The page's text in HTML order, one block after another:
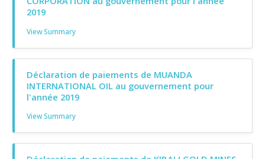
2019
View Summary
Déclaration de paiements de MUANDA
INTERNATIONAL OIL au gouvernement pour
l'année 2019
View Summary